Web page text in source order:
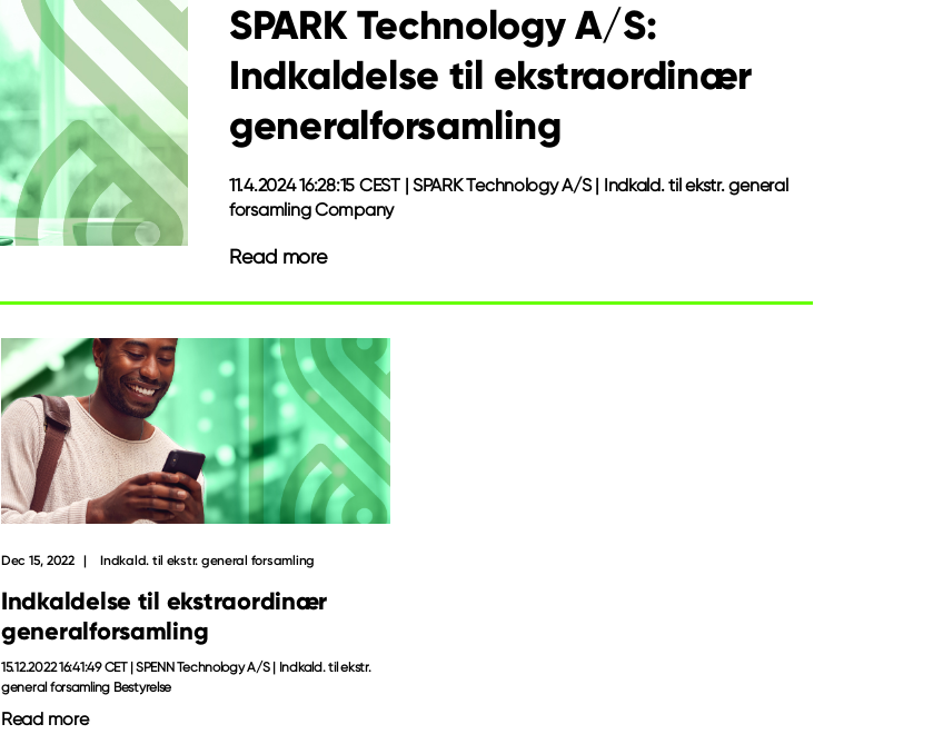
SPARK Technology A/S:
Indkaldelse til ekstraordinær
generalforsamling
11.4.2024 16:28:15 CEST | SPARK Technology A/S | Indkald. til ekstr. general
forsamling Company
Read more
Dec 15, 2022 Indkald. til ekstr. general forsamling
Indkaldelse til ekstraordinær
generalforsamling
15.12.2022 16:41:49 CET | SPENN Technology A/S | Indkald. til ekstr.
general forsamling Bestyrelse
Read more